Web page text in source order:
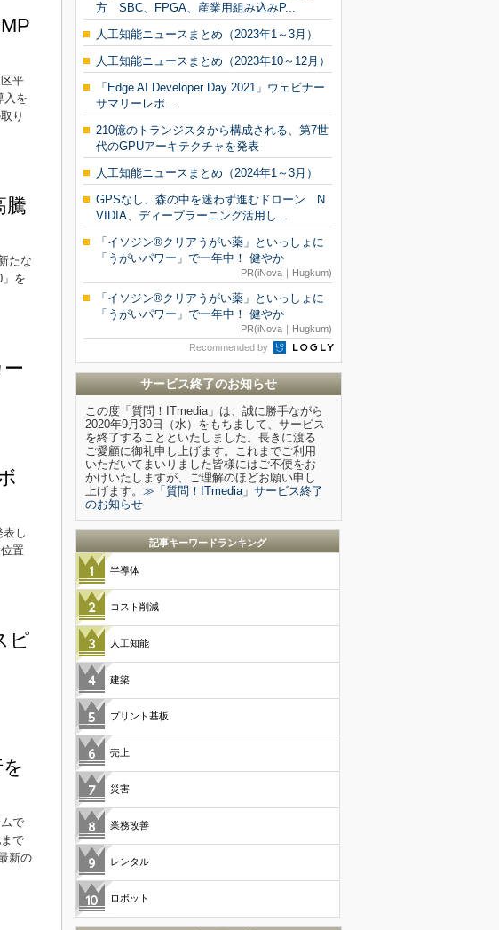
平
入を
り
騰
たな
を
し
置
ピ
で
で
新の
方 SBC、FPGA、産業用組み込みP...
人工知能ニュースまとめ（2023年1～3月）
人工知能ニュースまとめ（2023年10～12月）
「Edge AI Developer Day 2021」ウェビナー
サマリーレポ...
210億のトランジスタから構成される、第7世
代のGPUアーキテクチャを発表
人工知能ニュースまとめ（2024年1～3月）
GPSなし、森の中を迷わず進むドローン N
VIDIA、ディープラーニング活用し...
「イソジン®クリアうがい薬」といっしょに
「うがいパワー」で一年中！ 健やか
PR(iNova｜Hugkum)
「イソジン®クリアうがい薬」といっしょに
「うがいパワー」で一年中！ 健やか
PR(iNova｜Hugkum)
Recommended by
サービス終了のお知らせ
この度「質問！ITmedia」は、誠に勝手ながら
2020年9月30日（水）をもちまして、サービス
を終了することといたしました。長きに渡る
ご愛顧に御礼申し上げます。これまでご利用
いただいてまいりました皆様にはご不便をお
かけいたしますが、ご理解のほどお願い申し
上げます。 ≫「質問！ITmedia」サービス終了
のお知らせ
記事キーワードランキング
半導体
コスト削減
人工知能
建築
プリント基板
売上
災害
業務改善
レンタル
ロボット